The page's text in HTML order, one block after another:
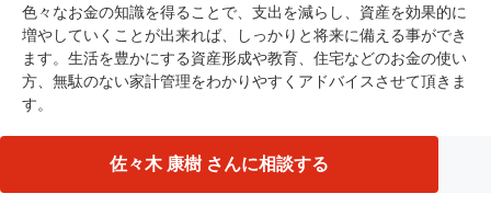
色々なお金の知識を得ることで、支出を減らし、資産を効果的に
増やしていくことが出来れば、しっかりと将来に備える事ができ
ます。生活を豊かにする資産形成や教育、住宅などのお金の使い
方、無駄のない家計管理をわかりやすくアドバイスさせて頂きま
す。
佐々木 康樹 さんに相談する